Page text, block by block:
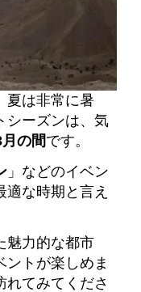
夏は非常に暑
シーズンは、気
の間です。
」などのイベン
適な時期と言え
魅力的な都市
ントが楽しめま
れてみてくださ